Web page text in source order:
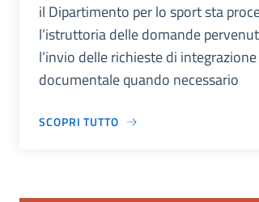
il Dipartimento per lo sport sta
l’istruttoria delle domande
l’invio delle richieste di integrazione
documentale quando necessario
SCOPRI TUTTO